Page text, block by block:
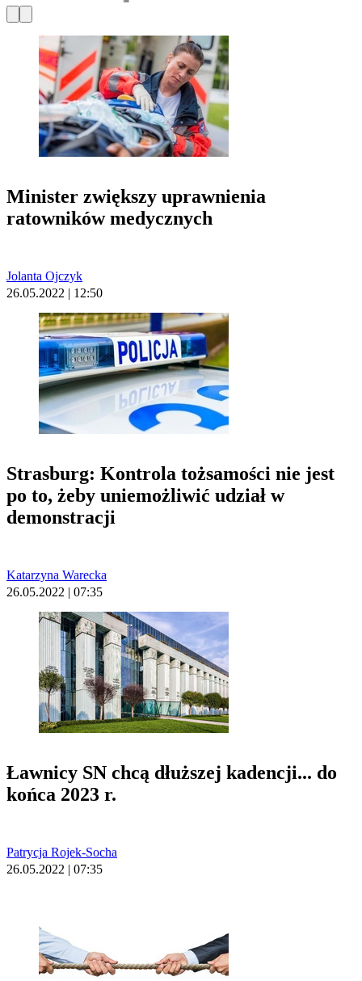
Minister zwiększy uprawnienia
ratowników medycznych
Jolanta Ojczyk
26.05.2022 | 12:50
Strasburg: Kontrola tożsamości nie jest
po to, żeby uniemożliwić udział w
demonstracji
Katarzyna Warecka
26.05.2022 | 07:35
Ławnicy SN chcą dłuższej kadencji... do
końca 2023 r.
Patrycja Rojek-Socha
26.05.2022 | 07:35